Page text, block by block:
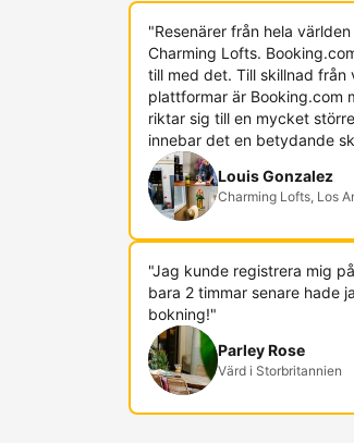
"Resenärer från hela
Charming Lofts.
till med det. Till skillnad från
plattformar är Booking.com
riktar sig till en mycket
innebar det en betydande
Louis Gonzalez
Charming Lofts, Los
"Jag kunde registrera mig
bara 2 timmar senare hade
bokning!"
Parley Rose
Värd i Storbritannien